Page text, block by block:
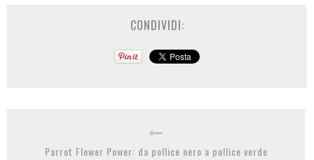
CONDIVIDI:
Parrot Flower Power: da pollice nero a pollice verde